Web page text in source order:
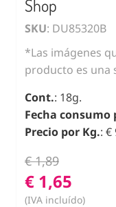
Shop
SKU: DU85320B
*Las imágenes
producto es una
Cont.: 18g.
Fecha consumo
Precio por Kg.: €
€ 1,89
€ 1,65
(IVA incluído)